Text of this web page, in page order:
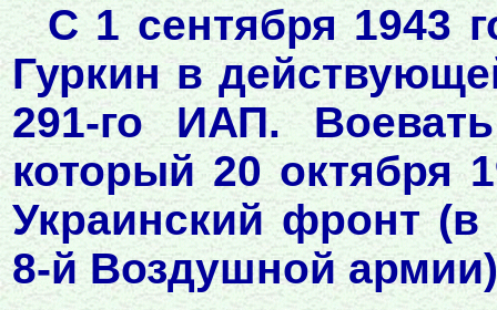
С 1 сентября 1943
Гуркин в
291-го ИАП.
который 20 октября
Украинский фронт
8-й Воздушной